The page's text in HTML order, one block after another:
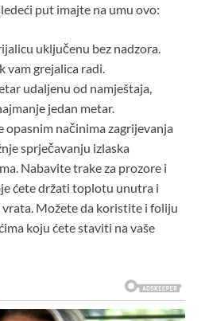
put imajte na umu ovo:
uključenu bez nadzora.
vam grejalica radi.
udaljenu od namještaja,
jedan metar.
opasnim načinima zagrijevanja
sprječavanju izlaska
Nabavite trake za prozore i
ćete držati toplotu unutra i
Možete da koristite i foliju
koju ćete staviti na vaše